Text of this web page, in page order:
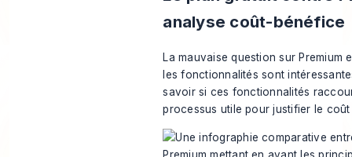
analyse coût-bénéfice
La mauvaise question sur Premium
les fonctionnalités sont
savoir si ces fonctionnalités
processus utile pour justifier le coût